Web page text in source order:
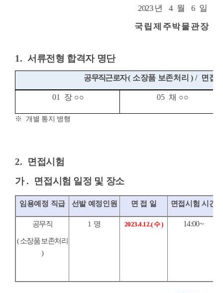
2023 년4 월 6 일
국 립 제 주 박 물 관 장
1. 서류전형 합격자 명단
공무직근로자( 소장품 보존처리) / 면접
01 장 ○○ 05 채 ○○
※ 개별 통지 병행
2. 면접시험
가. 면접시험 일정 및 장소
임용예정 직급 선발 예정인원 면 접 일 면접시험 시간
공무직
(소장품 보존처리
)
1 명 2023.4.12.( 수) 14:00~